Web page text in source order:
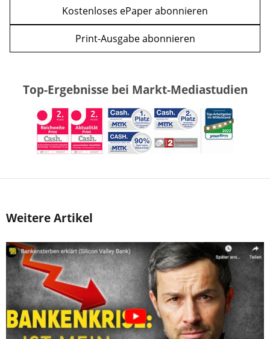
Kostenloses ePaper abonnieren
Print-Ausgabe abonnieren
Top-Ergebnisse bei Markt-Mediastudien
Weitere Artikel